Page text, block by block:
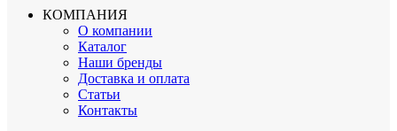
КОМПАНИЯ
О компании
Каталог
Наши бренды
Доставка и оплата
Статьи
Контакты